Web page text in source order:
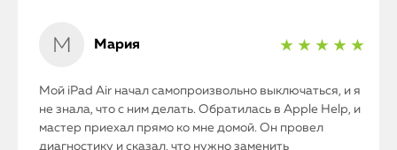
Мария ★ ★ ★ ★ ★
Мой iPad Air начал самопроизвольно выключаться, и я
не знала, что с ним делать. Обратилась в Apple Help, и
мастер приехал прямо ко мне домой. Он провел
диагностику и сказал, что нужно заменить